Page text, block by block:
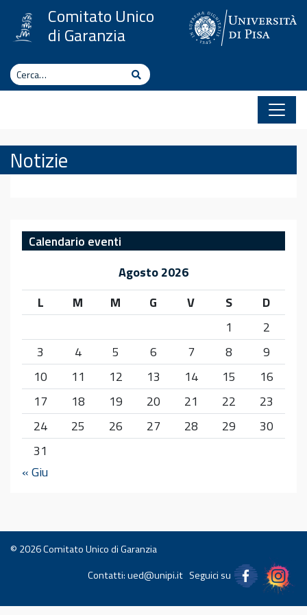
Vai al contenutoComitato Unico
di Garanzia
Cerca Cerca
Notizie
Calendario eventi
Agosto 2026
L
M M G V S
D
1
2
3
4 5 6 7 8
9
10
11 12 13 14 15
16
17
18 19 20 21 22
23
24
25 26 27 28 29
30
31
« Giu
© 2026Comitato Unico di Garanzia
Contatti:ued@unipi.it Seguici su